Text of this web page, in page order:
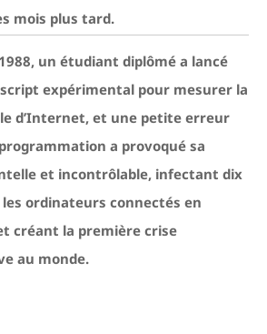
mois plus tard.
un étudiant diplômé a lancé
expérimental pour mesurer la
d’Internet, et une petite erreur
a provoqué sa
et incontrôlable, infectant dix
ordinateurs connectés en
créant la première crise
au monde.